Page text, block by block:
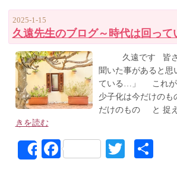
2025-1-15
久遠先生のブログ～時代は回って
久遠です 皆さ
聞いた事があると思
ている…」 これが
少子化は今だけの
だけのもの と 捉
きを読む
ShareFacebook Twitter